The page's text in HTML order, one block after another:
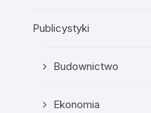
Publicystyki
Budownictwo
Ekonomia